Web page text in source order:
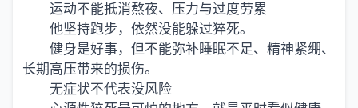
运动不能抵消熬夜、压力与过度劳累
他坚持跑步，依然没能躲过猝死。
健身是好事，但不能弥补睡眠不足、精神紧绷、
长期高压带来的损伤。
无症状不代表没风险